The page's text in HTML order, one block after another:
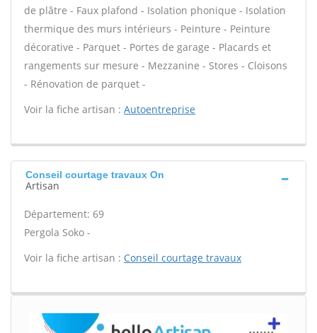
de plâtre - Faux plafond - Isolation phonique - Isolation
thermique des murs intérieurs - Peinture - Peinture
décorative - Parquet - Portes de garage - Placards et
rangements sur mesure - Mezzanine - Stores - Cloisons
- Rénovation de parquet -
Voir la fiche artisan : Autoentreprise
Conseil courtage travaux On
Artisan
Département: 69
Pergola Soko -
Voir la fiche artisan : Conseil courtage travaux